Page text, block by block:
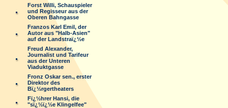
Forst Willi, Schauspieler
und Regisseur aus der
Oberen Bahngasse
Franzos Karl Emil, der
Autor aus "Halb-Asien"
auf der Landstraï¿½e
Freud Alexander,
Journalist und Tarifeur
aus der Unteren
Viaduktgasse
Fronz Oskar sen., erster
Direktor des
Bï¿½rgertheaters
Fï¿½hrer Hansi, die
"sï¿½ï¿½e Klingelfee"